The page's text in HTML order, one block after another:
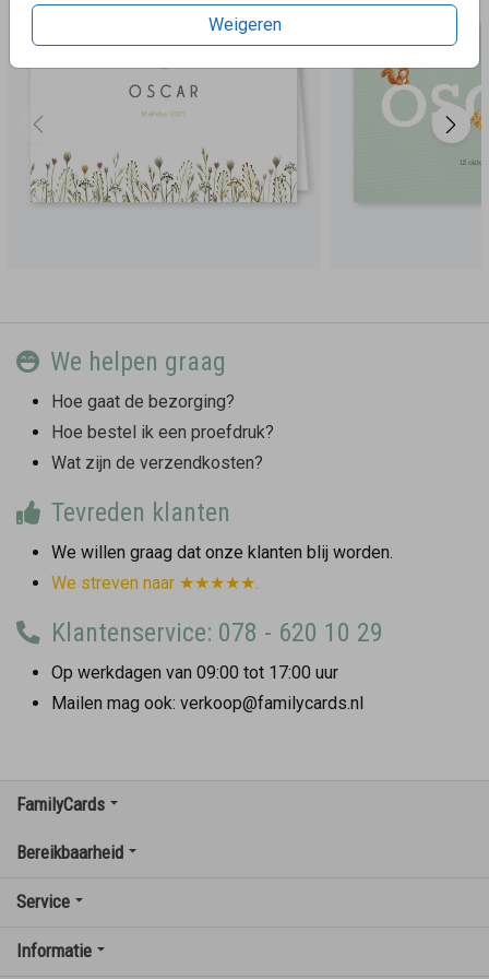
Weigeren
We helpen graag
Hoe gaat de bezorging?
Hoe bestel ik een proefdruk?
Wat zijn de verzendkosten?
Tevreden klanten
We willen graag dat onze klanten blij worden.
We streven naar ★★★★★.
Klantenservice: 078 - 620 10 29
Op werkdagen van 09:00 tot 17:00 uur
Mailen mag ook: verkoop@familycards.nl
FamilyCards
Bereikbaarheid
Service
Informatie